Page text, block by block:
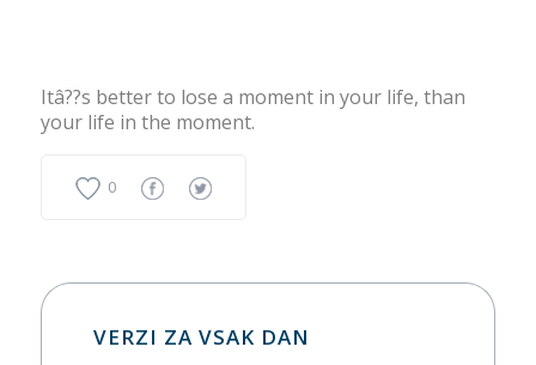
Itâ??s better to lose a moment in your life, than
your life in the moment.
0
VERZI ZA VSAK DAN